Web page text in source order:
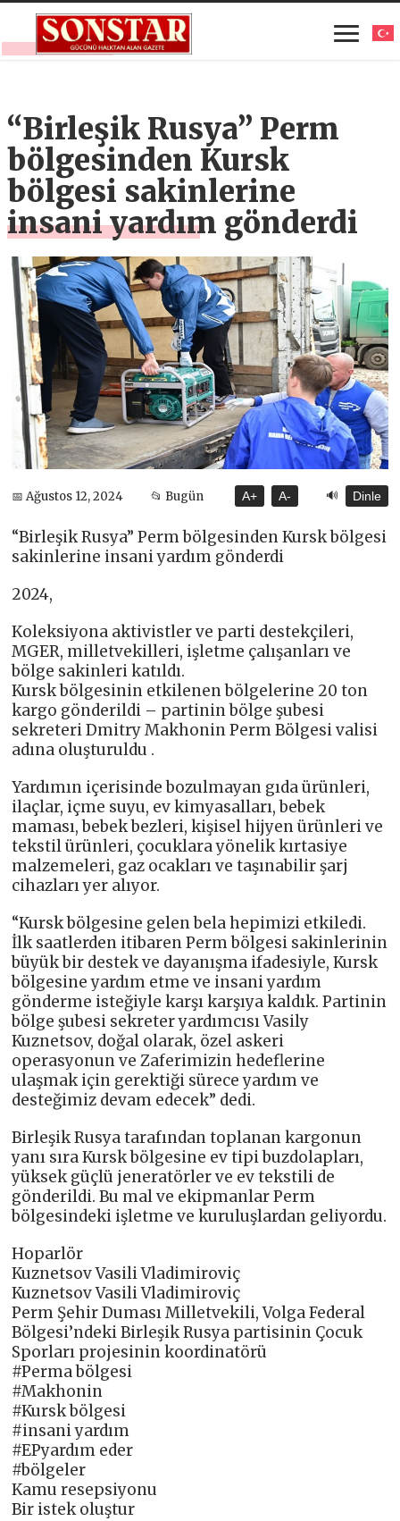
“Birleşik Rusya” Perm
bölgesinden Kursk
bölgesi sakinlerine
insani yardım gönderdi
📅 Ağustos 12, 2024 📂 Bugün A+ A- 🔊 Dinle
“Birleşik Rusya” Perm bölgesinden Kursk bölgesi
sakinlerine insani yardım gönderdi
2024,
Koleksiyona aktivistler ve parti destekçileri,
MGER, milletvekilleri, işletme çalışanları ve
bölge sakinleri katıldı.
Kursk bölgesinin etkilenen bölgelerine 20 ton
kargo gönderildi – partinin bölge şubesi
sekreteri Dmitry Makhonin Perm Bölgesi valisi
adına oluşturuldu .
Yardımın içerisinde bozulmayan gıda ürünleri,
ilaçlar, içme suyu, ev kimyasalları, bebek
maması, bebek bezleri, kişisel hijyen ürünleri ve
tekstil ürünleri, çocuklara yönelik kırtasiye
malzemeleri, gaz ocakları ve taşınabilir şarj
cihazları yer alıyor.
“Kursk bölgesine gelen bela hepimizi etkiledi.
İlk saatlerden itibaren Perm bölgesi sakinlerinin
büyük bir destek ve dayanışma ifadesiyle, Kursk
bölgesine yardım etme ve insani yardım
gönderme isteğiyle karşı karşıya kaldık. Partinin
bölge şubesi sekreter yardımcısı Vasily
Kuznetsov, doğal olarak, özel askeri
operasyonun ve Zaferimizin hedeflerine
ulaşmak için gerektiği sürece yardım ve
desteğimiz devam edecek” dedi.
Birleşik Rusya tarafından toplanan kargonun
yanı sıra Kursk bölgesine ev tipi buzdolapları,
yüksek güçlü jeneratörler ve ev tekstili de
gönderildi. Bu mal ve ekipmanlar Perm
bölgesindeki işletme ve kuruluşlardan geliyordu.
Hoparlör
Kuznetsov Vasili Vladimiroviç
Kuznetsov Vasili Vladimiroviç
Perm Şehir Duması Milletvekili, Volga Federal
Bölgesi’ndeki Birleşik Rusya partisinin Çocuk
Sporları projesinin koordinatörü
#Perma bölgesi
#Makhonin
#Kursk bölgesi
#insani yardım
#EPyardım eder
#bölgeler
Kamu resepsiyonu
Bir istek oluştur